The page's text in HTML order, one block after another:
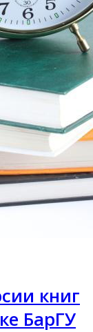
книг
БарГУ